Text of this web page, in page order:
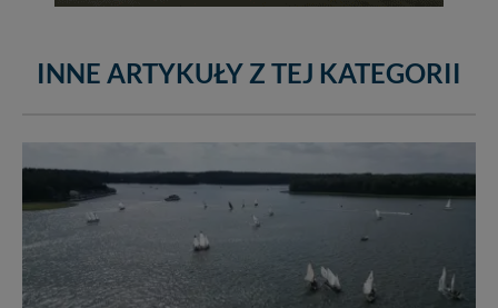
INNE ARTYKUŁY Z TEJ KATEGORII